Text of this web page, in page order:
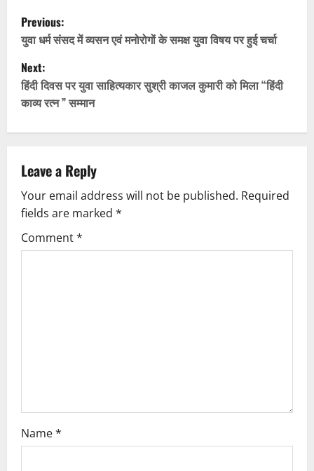
P
o
s
t
n
a
v
i
g
Previous:
युवा धर्म संसद में व्यसन एवं मनोरोगों के समक्ष युवा विषय पर हुई चर्चा
Next:
हिंदी दिवस पर युवा साहित्यकार सुश्री काजल कुमारी को मिला “हिंदी
काव्य रत्न ” सम्मान
Leave a Reply
Your email address will not be published. Required
fields are marked *
Comment*
Name*